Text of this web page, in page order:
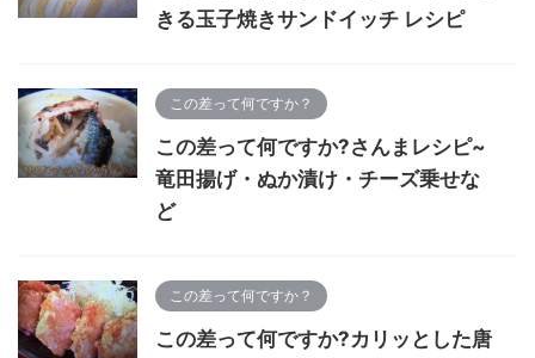
きる玉子焼きサンドイッチ レシピ
この差って何ですか？
この差って何ですか?さんまレシピ~
竜田揚げ・ぬか漬け・チーズ乗せな
ど
この差って何ですか？
この差って何ですか?カリッとした唐